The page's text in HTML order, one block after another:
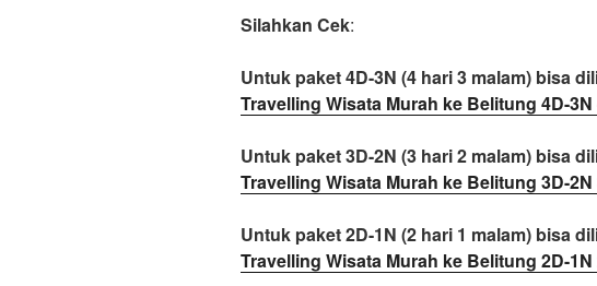
Silahkan Cek:
Untuk paket 4D-3N (4 hari 3 malam) bisa
Travelling Wisata Murah ke Belitung 4D-3N
Untuk paket 3D-2N (3 hari 2 malam) bisa
Travelling Wisata Murah ke Belitung 3D-2N
Untuk paket 2D-1N (2 hari 1 malam) bisa
Travelling Wisata Murah ke Belitung 2D-1N